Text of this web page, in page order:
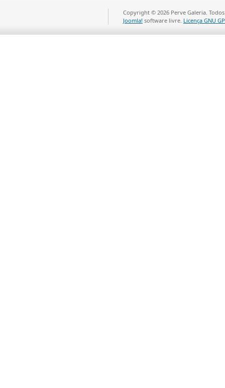
Copyright © 2026 Perve Galeria.
Joomla! software livre. Licença GNU